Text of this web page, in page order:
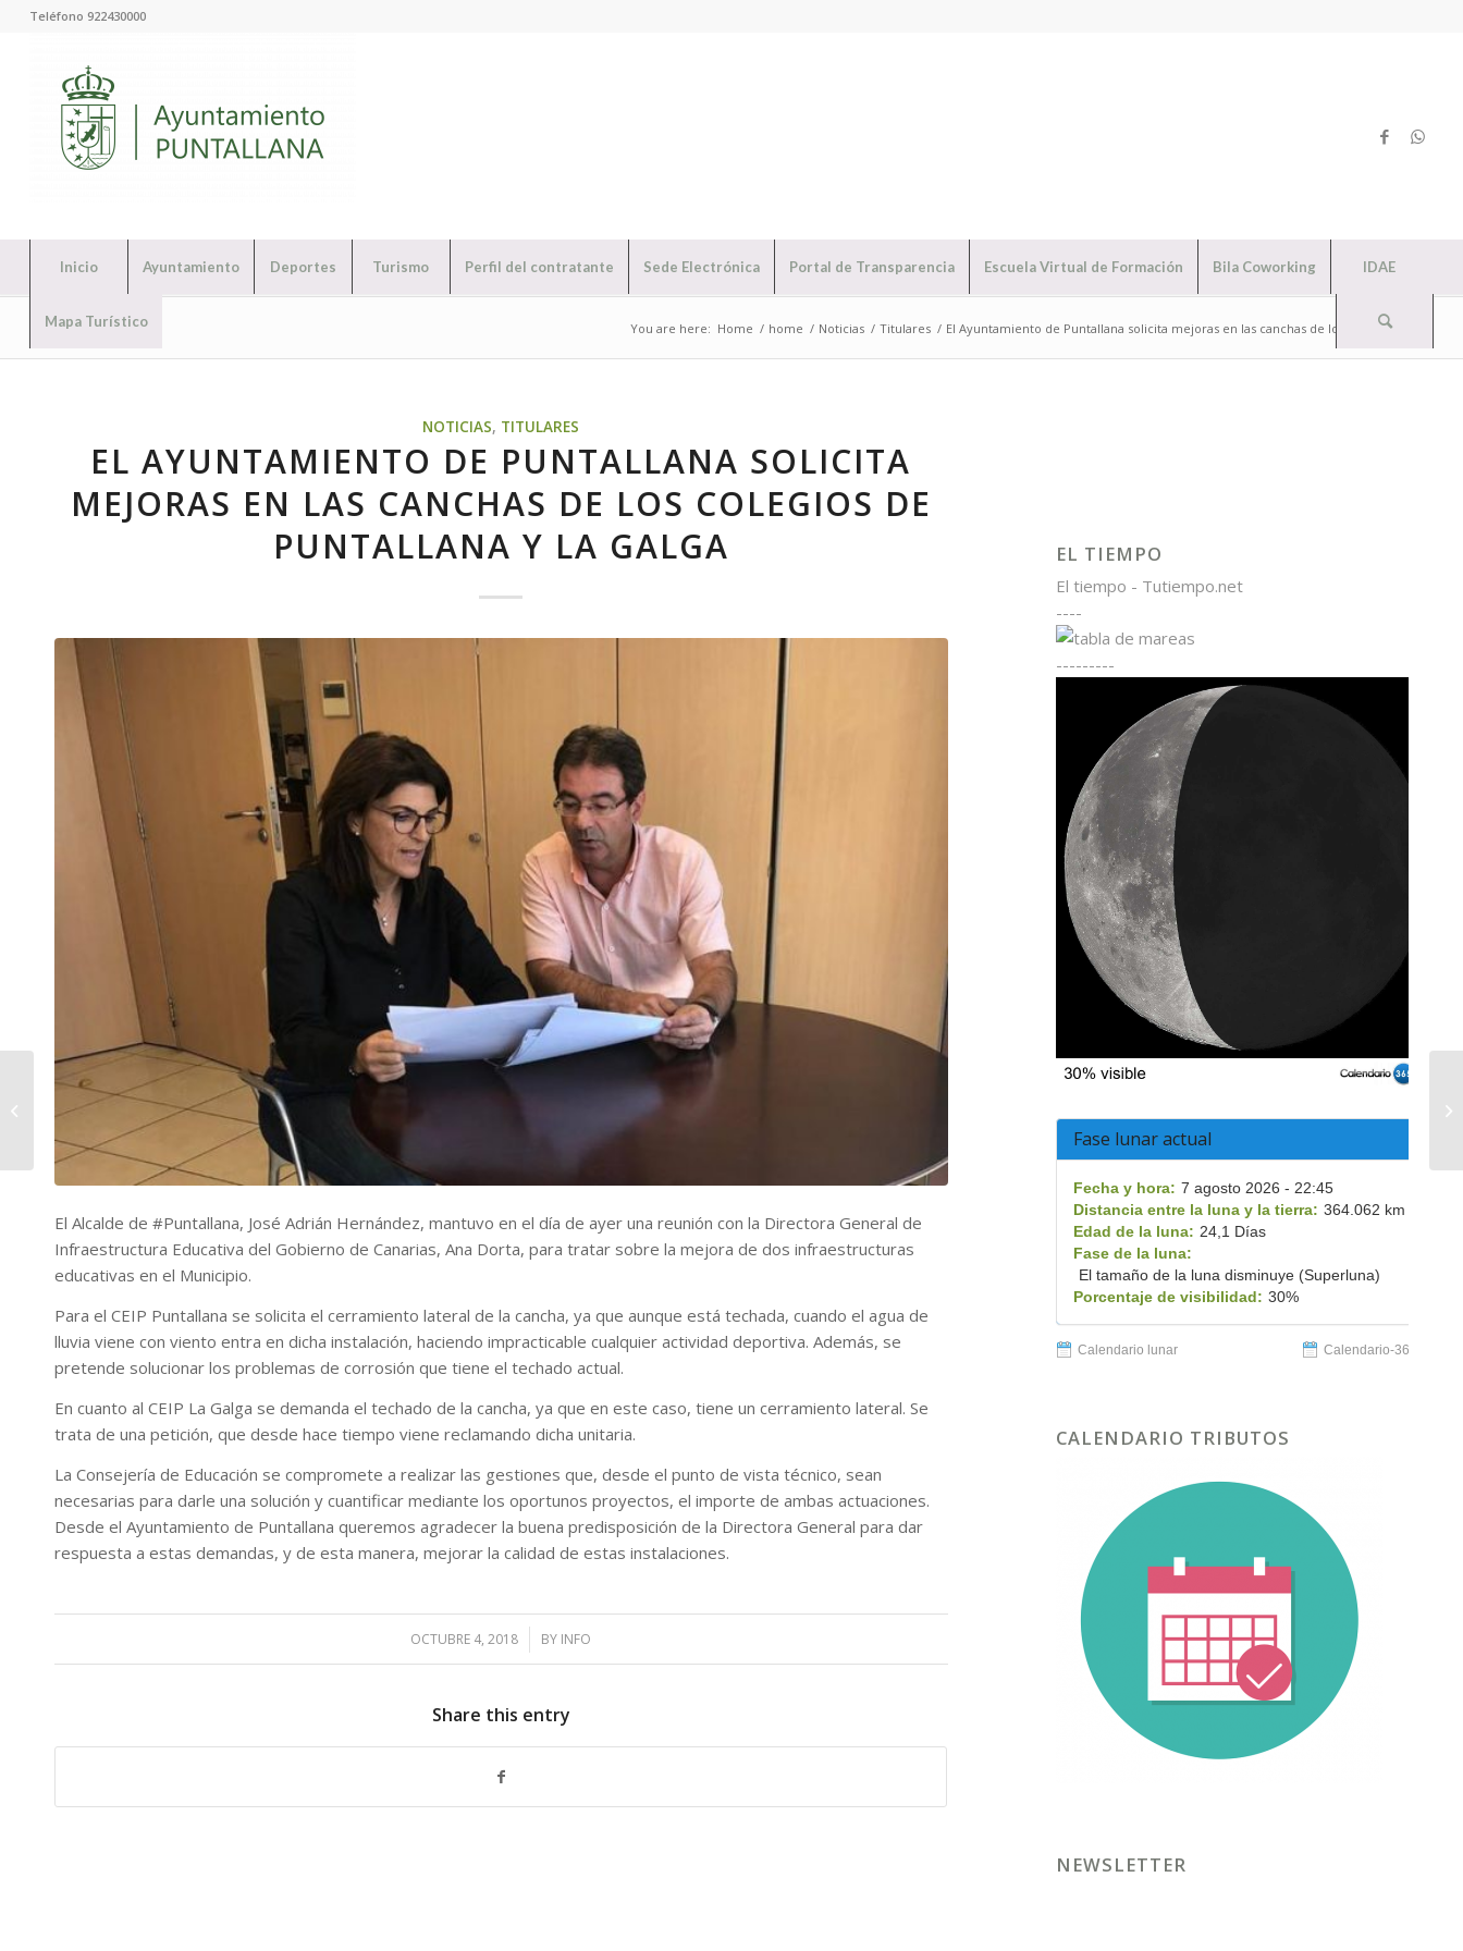
Teléfono 922430000
Inicio Ayuntamiento Deportes Turismo Perfil del contratante Sede Electrónica Portal de Transparencia Escuela Virtual de Formación Bila Coworking IDAE
Mapa Turístico You are here: Home / home / Noticias / Titulares / El Ayuntamiento de Puntallana solicita mejoras en las canchas de los colegios...
NOTICIAS, TITULARES
EL AYUNTAMIENTO DE PUNTALLANA SOLICITA
MEJORAS EN LAS CANCHAS DE LOS COLEGIOS DE
PUNTALLANA Y LA GALGA
El Alcalde de #Puntallana, José Adrián Hernández, mantuvo en el día de ayer una reunión con la Directora General de
Infraestructura Educativa del Gobierno de Canarias, Ana Dorta, para tratar sobre la mejora de dos infraestructuras
educativas en el Municipio.
Para el CEIP Puntallana se solicita el cerramiento lateral de la cancha, ya que aunque está techada, cuando el agua de
lluvia viene con viento entra en dicha instalación, haciendo impracticable cualquier actividad deportiva. Además, se
pretende solucionar los problemas de corrosión que tiene el techado actual.
En cuanto al CEIP La Galga se demanda el techado de la cancha, ya que en este caso, tiene un cerramiento lateral. Se
trata de una petición, que desde hace tiempo viene reclamando dicha unitaria.
La Consejería de Educación se compromete a realizar las gestiones que, desde el punto de vista técnico, sean
necesarias para darle una solución y cuantificar mediante los oportunos proyectos, el importe de ambas actuaciones.
Desde el Ayuntamiento de Puntallana queremos agradecer la buena predisposición de la Directora General para dar
respuesta a estas demandas, y de esta manera, mejorar la calidad de estas instalaciones.
OCTUBRE 4, 2018
/ BY INFO
Share this entry
EL TIEMPO
El tiempo - Tutiempo.net
----
---------
Fase lunar actual
Fecha y hora: 7 agosto 2026 - 22:45
Distancia entre la luna y la tierra: 364.062 km
Edad de la luna: 24,1 Días
Fase de la luna:
El tamaño de la luna disminuye (Superluna)
Porcentaje de visibilidad: 30%
Calendario lunar Calendario-365.es
CALENDARIO TRIBUTOS
NEWSLETTER
Casino Bruno Technischer
Leitfaden: Anmeldung, App-
Integration und Bonus-Mathematik...